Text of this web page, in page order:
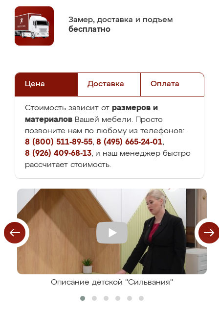
Замер, доставка и подъем
бесплатно
Цена Доставка Оплата
Стоимость зависит от размеров и
материалов Вашей мебели. Просто
позвоните нам по любому из телефонов:
8 (800) 511-89-55, 8 (495) 665-24-01,
8 (926) 409-68-13, и наш менеджер быстро
рассчитает стоимость.
Описание детской "Сильвания"